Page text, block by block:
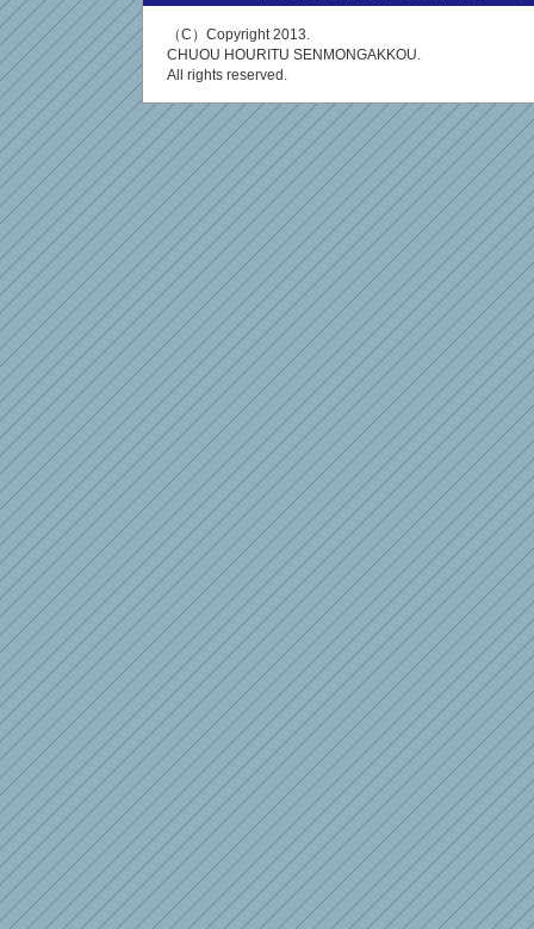
（C）Copyright 2013.
CHUOU HOURITU SENMONGAKKOU.
All rights reserved.